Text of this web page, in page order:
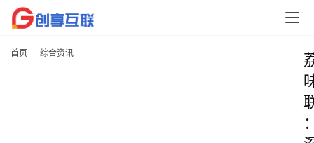
首页 综合资讯